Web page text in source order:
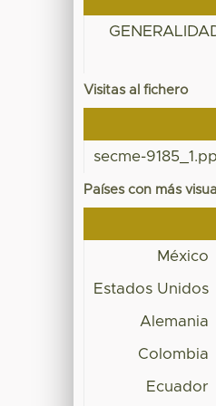
Visitas al fichero
secme-
Países con más
México
Estados Unidos
Alemania
Colombia
Ecuador